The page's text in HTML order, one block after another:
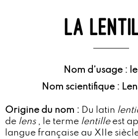
la
Nom d’usage :
Nom scientifique :
Origine du nom : Du latin
de lens, le terme lentilleest
langue française au XIIe